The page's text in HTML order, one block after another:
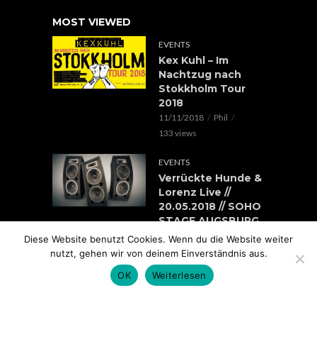
MOST VIEWED
EVENTS
Kex Kuhl – Im
Nachtzug nach
Stokkholm Tour
2018
11/11/2018
Phil
133 views
EVENTS
Verrückte Hunde &
Lorenz Live //
20.05.2018 // SOHO
STAGE AUGSBURG
05/05/2018
Phil
100 views
EVENTS
Diese Website benutzt Cookies. Wenn du die Website weiter
nutzt, gehen wir von deinem Einverständnis aus.
OK
Weiterlesen